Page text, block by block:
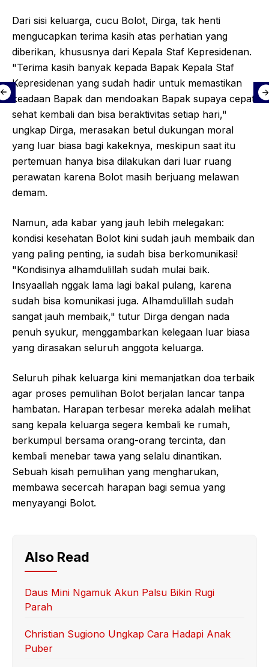
Dari sisi keluarga, cucu Bolot, Dirga, tak henti
mengucapkan terima kasih atas perhatian yang
diberikan, khususnya dari Kepala Staf Kepresidenan.
"Terima kasih banyak kepada Bapak Kepala Staf
Kepresidenan yang sudah hadir untuk memastikan
keadaan Bapak dan mendoakan Bapak supaya cepat
sehat kembali dan bisa beraktivitas setiap hari,"
ungkap Dirga, merasakan betul dukungan moral
yang luar biasa bagi kakeknya, meskipun saat itu
pertemuan hanya bisa dilakukan dari luar ruang
perawatan karena Bolot masih berjuang melawan
demam.
Namun, ada kabar yang jauh lebih melegakan:
kondisi kesehatan Bolot kini sudah jauh membaik dan
yang paling penting, ia sudah bisa berkomunikasi!
"Kondisinya alhamdulillah sudah mulai baik.
Insyaallah nggak lama lagi bakal pulang, karena
sudah bisa komunikasi juga. Alhamdulillah sudah
sangat jauh membaik," tutur Dirga dengan nada
penuh syukur, menggambarkan kelegaan luar biasa
yang dirasakan seluruh anggota keluarga.
Seluruh pihak keluarga kini memanjatkan doa terbaik
agar proses pemulihan Bolot berjalan lancar tanpa
hambatan. Harapan terbesar mereka adalah melihat
sang kepala keluarga segera kembali ke rumah,
berkumpul bersama orang-orang tercinta, dan
kembali menebar tawa yang selalu dinantikan.
Sebuah kisah pemulihan yang mengharukan,
membawa secercah harapan bagi semua yang
menyayangi Bolot.
Also Read
Daus Mini Ngamuk Akun Palsu Bikin Rugi
Parah
Christian Sugiono Ungkap Cara Hadapi Anak
Puber